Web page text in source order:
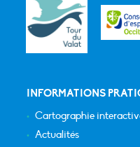
INFORMATIONS
Cartographie
Actualités